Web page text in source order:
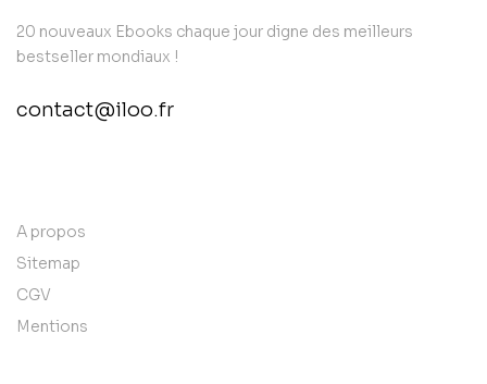
20 nouveaux Ebooks chaque jour digne des meilleurs
bestseller mondiaux !
contact@iloo.fr
A propos
Sitemap
CGV
Mentions